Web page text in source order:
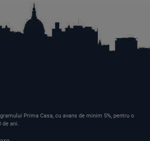
Prima Casa, cu avans de minim 5%, pentru o
de ani.